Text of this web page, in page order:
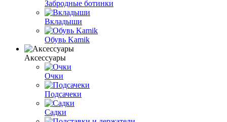
Забродные ботинки
Вкладыши
Обувь Kamik
Аксессуары
Очки
Подсачеки
Садки